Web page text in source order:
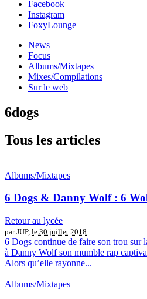
Facebook
Instagram
FoxyLounge
News
Focus
Albums/Mixtapes
Mixes/Compilations
Sur le web
6dogs
Tous les articles
Albums/Mixtapes
6 Dogs & Danny Wolf : 6
Retour au lycée
par JUP, le 30 juillet 2018
6 Dogs continue de faire son trou sur
à Danny Wolf son mumble rap
Alors qu’elle rayonne...
Albums/Mixtapes